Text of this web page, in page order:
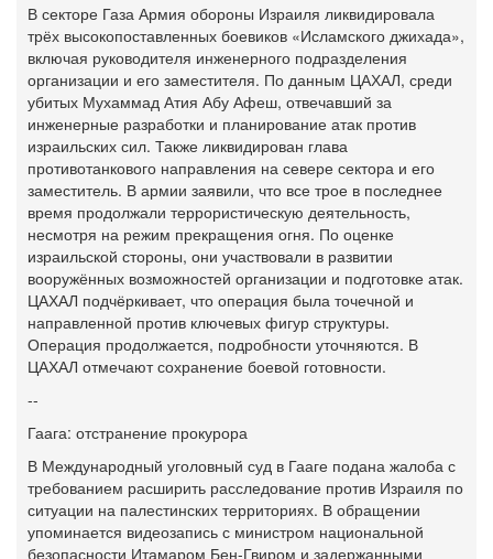
В секторе Газа Армия обороны Израиля ликвидировала
трёх высокопоставленных боевиков «Исламского джихада»,
включая руководителя инженерного подразделения
организации и его заместителя. По данным ЦАХАЛ, среди
убитых Мухаммад Атия Абу Афеш, отвечавший за
инженерные разработки и планирование атак против
израильских сил. Также ликвидирован глава
противотанкового направления на севере сектора и его
заместитель. В армии заявили, что все трое в последнее
время продолжали террористическую деятельность,
несмотря на режим прекращения огня. По оценке
израильской стороны, они участвовали в развитии
вооружённых возможностей организации и подготовке атак.
ЦАХАЛ подчёркивает, что операция была точечной и
направленной против ключевых фигур структуры.
Операция продолжается, подробности уточняются. В
ЦАХАЛ отмечают сохранение боевой готовности.
--
Гаага: отстранение прокурора
В Международный уголовный суд в Гааге подана жалоба с
требованием расширить расследование против Израиля по
ситуации на палестинских территориях. В обращении
упоминается видеозапись с министром национальной
безопасности Итамаром Бен-Гвиром и задержанными